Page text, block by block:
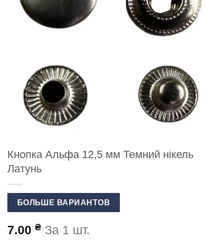
Кнопка Альфа 12,5 мм Темний нікель
Латунь
БОЛЬШЕ ВАРИАНТОВ
7.00 ₴ За 1 шт.